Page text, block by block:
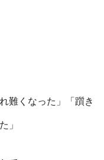
難くなった」「躓き
」